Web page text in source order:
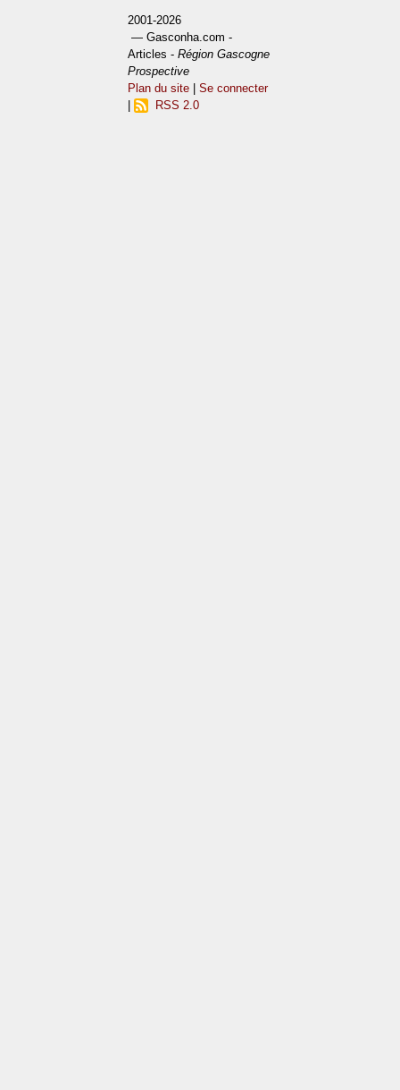
2001-2026
— Gasconha.com -
Articles -Région Gascogne
Prospective
Plan du site |Se connecter
RSS 2.0